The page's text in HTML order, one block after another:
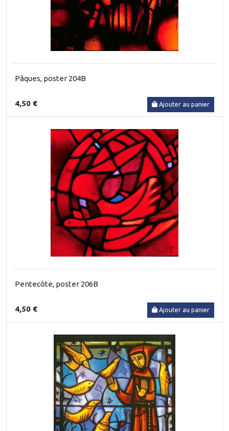
Pâques, poster 204B
4,50 € Ajouter au panier
Pentecôte, poster 206B
4,50 € Ajouter au panier